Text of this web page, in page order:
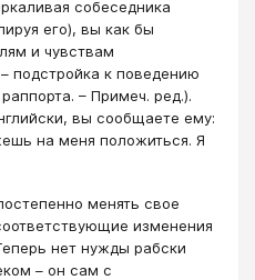
собеседника
его), вы как бы
и чувствам
подстройка к поведению
– Примеч. ред.).
вы сообщаете ему:
на меня положиться. Я
менять свое
изменения
нет нужды рабски
– он сам с